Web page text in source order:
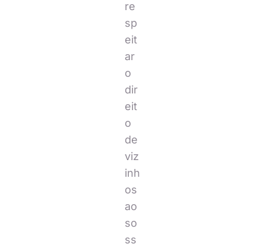
re
sp
eit
ar
o
dir
eit
o
de
viz
inh
os
ao
so
ss